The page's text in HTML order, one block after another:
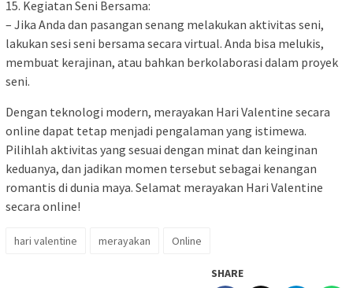
15. Kegiatan Seni Bersama:
– Jika Anda dan pasangan senang melakukan aktivitas seni,
lakukan sesi seni bersama secara virtual. Anda bisa melukis,
membuat kerajinan, atau bahkan berkolaborasi dalam proyek
seni.
Dengan teknologi modern, merayakan Hari Valentine secara
online dapat tetap menjadi pengalaman yang istimewa.
Pilihlah aktivitas yang sesuai dengan minat dan keinginan
keduanya, dan jadikan momen tersebut sebagai kenangan
romantis di dunia maya. Selamat merayakan Hari Valentine
secara online!
hari valentine merayakan Online
SHARE